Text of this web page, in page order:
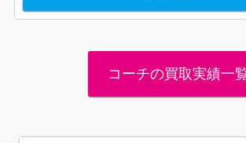
コーチの買取実績一